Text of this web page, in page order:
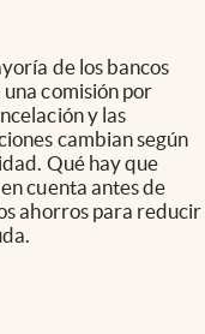
de los bancos
comisión por
y las
cambian según
Qué hay que
cuenta antes de
ahorros para reducir